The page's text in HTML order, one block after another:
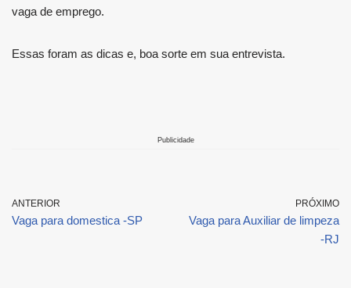
vaga de emprego.
Essas foram as dicas e, boa sorte em sua entrevista.
Publicidade
ANTERIOR
Vaga para domestica -SP
PRÓXIMO
Vaga para Auxiliar de limpeza
-RJ